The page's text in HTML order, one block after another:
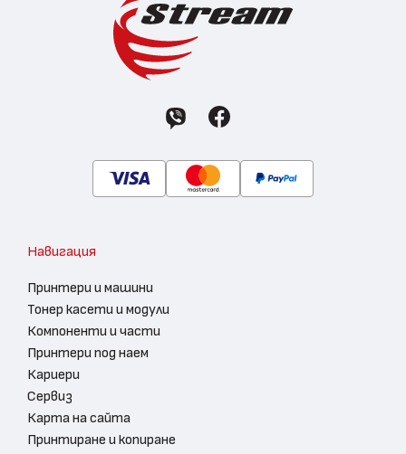
Навигация
Принтери и машини
Тонер касети и модули
Компоненти и части
Принтери под наем
Кариери
Сервиз
Карта на сайта
Принтиране и копиране